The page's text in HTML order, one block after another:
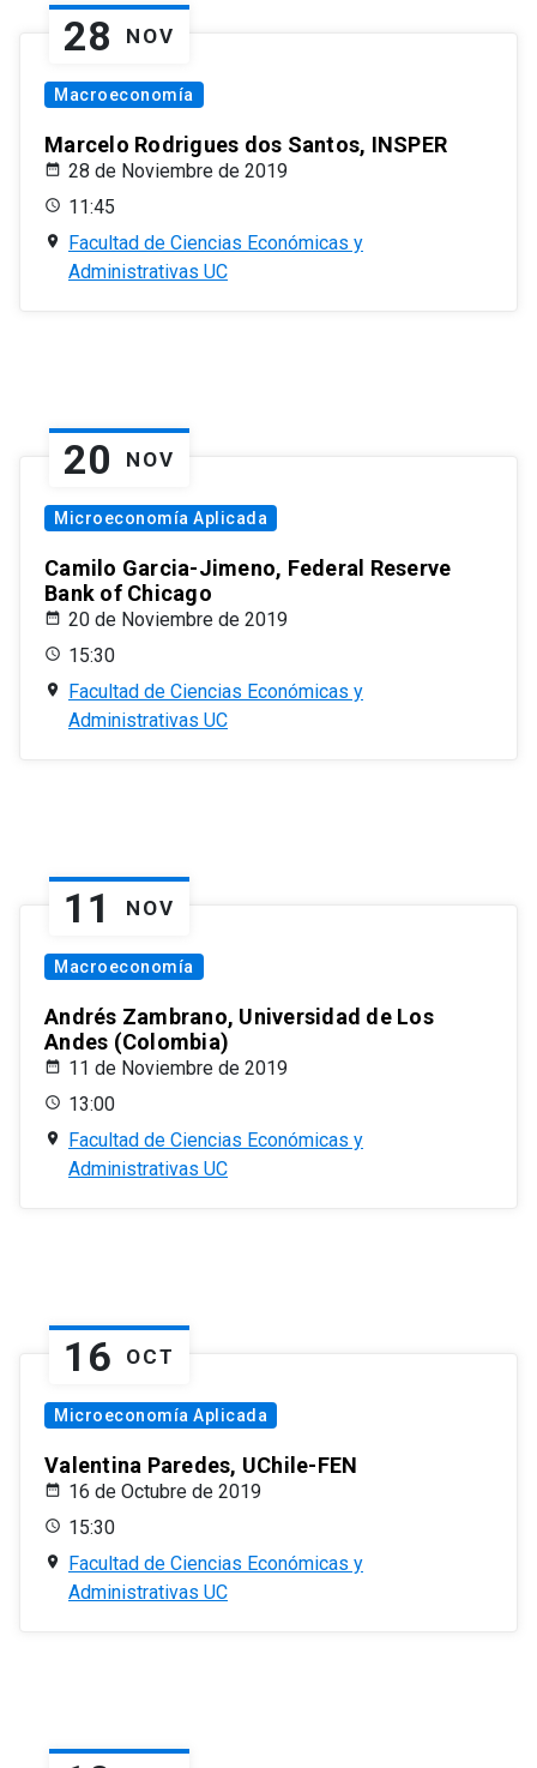
28 NOV
Macroeconomía
Marcelo Rodrigues dos Santos, INSPER
28 de Noviembre de 2019
11:45
Facultad de Ciencias Económicas y
Administrativas UC
20 NOV
Microeconomía Aplicada
Camilo Garcia-Jimeno, Federal Reserve
Bank of Chicago
20 de Noviembre de 2019
15:30
Facultad de Ciencias Económicas y
Administrativas UC
11 NOV
Macroeconomía
Andrés Zambrano, Universidad de Los
Andes (Colombia)
11 de Noviembre de 2019
13:00
Facultad de Ciencias Económicas y
Administrativas UC
16 OCT
Microeconomía Aplicada
Valentina Paredes, UChile-FEN
16 de Octubre de 2019
15:30
Facultad de Ciencias Económicas y
Administrativas UC